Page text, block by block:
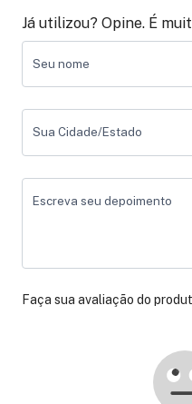
Já utilizou? Opine. É
Seu nome
Sua Cidade/Estado
Escreva seu depoimento
Faça sua avaliação do